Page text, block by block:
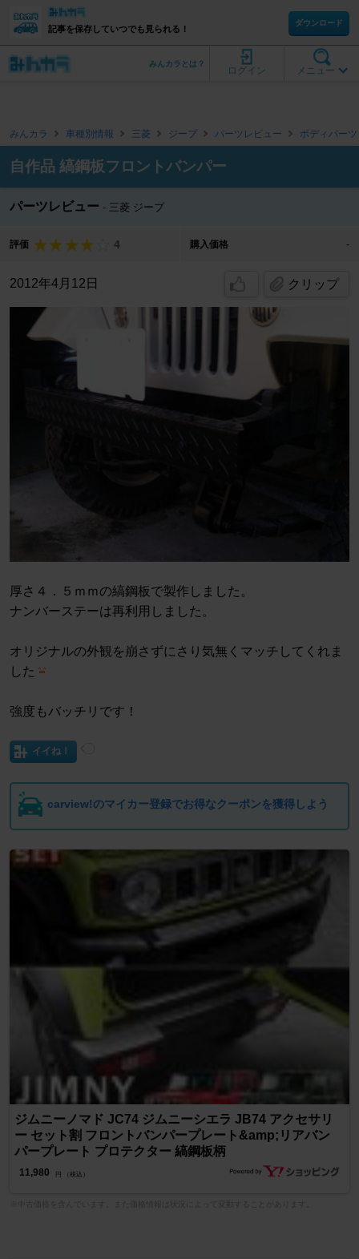
記事を保存していつでも見られる！
ダウンロード
メニュー
ログイン
みんカラとは？
みんカラ 車種別情報 三菱 ジープ パーツレビュー ボディパーツ
自作品 縞鋼板フロントバンパー
パーツレビュー 三菱 ジープ
評価 4 購入価格 -
2012年4月12日 クリップ
厚さ４．５ｍｍの縞鋼板で製作しました。
ナンバーステーは再利用しました。
オリジナルの外観を崩さずにさり気無くマッチしてくれま
した
強度もバッチリです！
イイね！
carview!のマイカー登録でお得なクーポンを獲得しよう
ジムニーノマド JC74 ジムニーシエラ JB74 アクセサリ
ー セット割 フロントバンパープレート&amp;リアバン
パープレート プロテクター 縞鋼板柄
11,980 円 （税込）